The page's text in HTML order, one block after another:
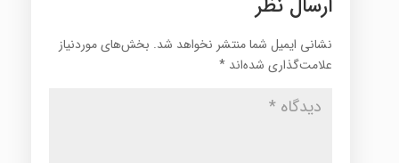
ارسال نظر
نشانی ایمیل شما منتشر نخواهد شد. بخش‌های موردنیاز
علامت‌گذاری شده‌اند *